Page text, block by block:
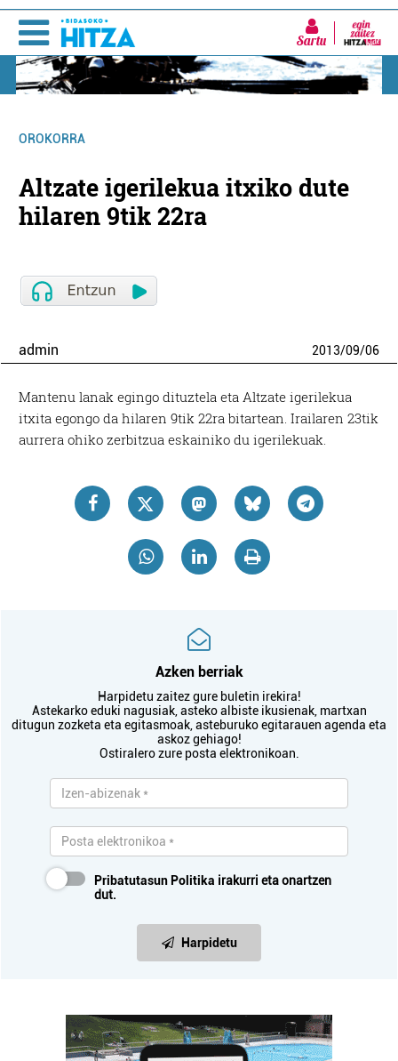
Sartu
OROKORRA
Altzate igerilekua itxiko dute
hilaren 9tik 22ra
admin 2013/09/06
Mantenu lanak egingo dituztela eta Altzate igerilekua
itxita egongo da hilaren 9tik 22ra bitartean. Irailaren 23tik
aurrera ohiko zerbitzua eskainiko du igerilekuak.
Azken berriak
Harpidetu zaitez gure buletin irekira!
Astekarko eduki nagusiak, asteko albiste ikusienak, martxan
ditugun zozketa eta egitasmoak, asteburuko egitarauen agenda eta
askoz gehiago!
Ostiralero zure posta elektronikoan.
Pribatutasun Politika irakurri eta onartzen
dut.
Harpidetu